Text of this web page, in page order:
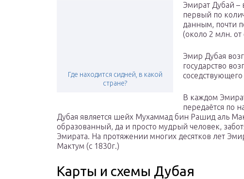
Где находится сидней, в какой
стране?
Эмират Дубай –
первый по
данным, почти
(около 2 млн.
Эмир Дубая
государство
В каждом
передаётся по
Дубая является шейх Мухаммад бин Рашид аль
образованный, да и просто мудрый человек,
Эмирата. На протяжении многих десятков лет
Мактум (с 1830г.)
Карты и схемы Дубая